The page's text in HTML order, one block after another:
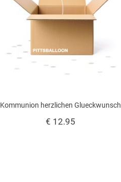
Kommunion herzlichen Glueckwunsch
€ 12.95